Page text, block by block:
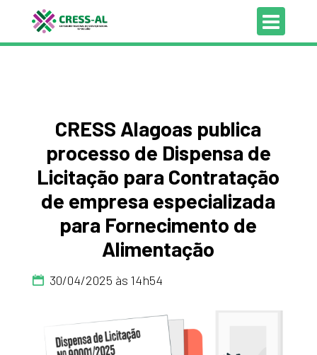
CRESS Alagoas publica
processo de Dispensa de
Licitação para Contratação
de empresa especializada
para Fornecimento de
Alimentação
30/04/2025 às 14h54